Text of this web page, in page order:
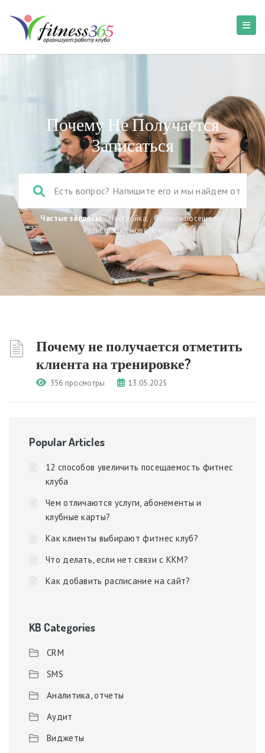
Почему Не Получается
Записаться
Частые запросы: Настройка, Открыть посещение
Регистрация нового клиента
Почему не получается отметить
клиента на тренировке?
356 просмотры 13.05.2025
Popular Articles
12 способов увеличить посещаемость фитнес
клуба
Чем отличаются услуги, абонементы и
клубные карты?
Как клиенты выбирают фитнес клуб?
Что делать, если нет связи с ККМ?
Как добавить расписание на сайт?
KB Categories
CRM
SMS
Аналитика, отчеты
Аудит
Виджеты